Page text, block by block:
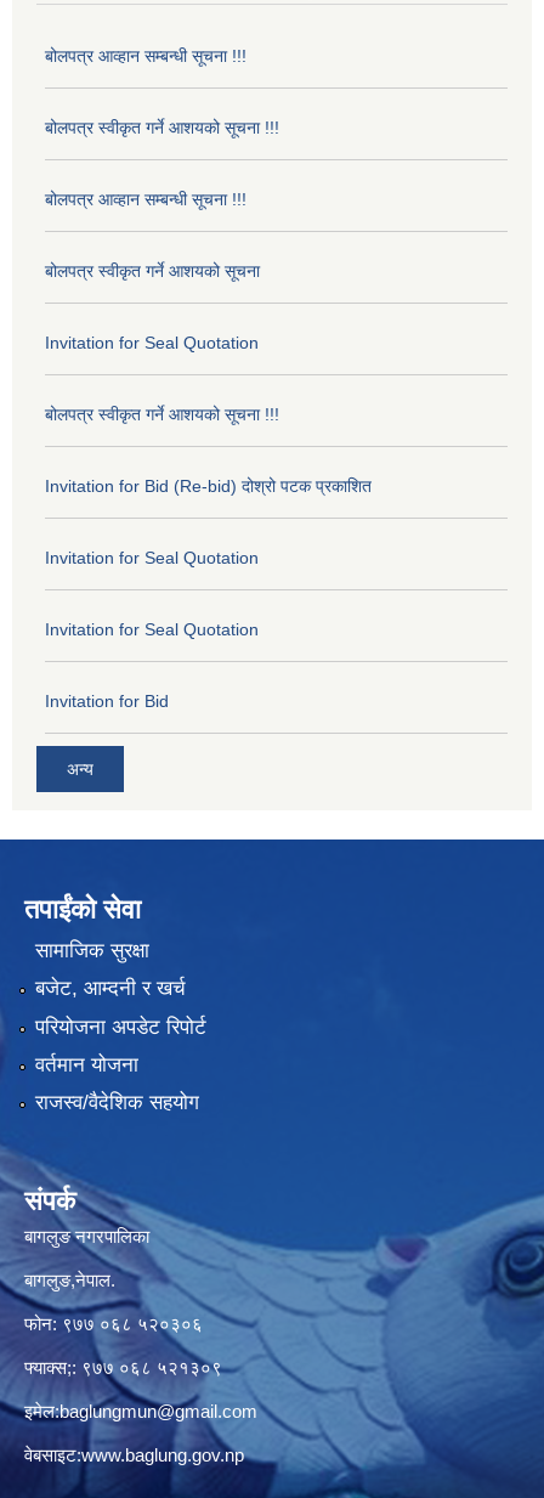
बोलपत्र आव्हान सम्बन्धी सूचना !!!
बोलपत्र स्वीकृत गर्ने आशयको सूचना !!!
बोलपत्र आव्हान सम्बन्धी सूचना !!!
बोलपत्र स्वीकृत गर्ने आशयको सूचना
Invitation for Seal Quotation
बोलपत्र स्वीकृत गर्ने आशयको सूचना !!!
Invitation for Bid (Re-bid) दोश्रो पटक प्रकाशित
Invitation for Seal Quotation
Invitation for Seal Quotation
Invitation for Bid
अन्य
तपाईंको सेवा
सामाजिक सुरक्षा
बजेट, आम्दनी र खर्च
परियोजना अपडेट रिपोर्ट
वर्तमान योजना
राजस्व/वैदेशिक सहयोग
संपर्क
बागलुङ नगरपालिका
बागलुङ,नेपाल.
फोन: ९७७ ०६८ ५२०३०६
फ्याक्स;: ९७७ ०६८ ५२१३०९
इमेल:baglungmun@gmail.com
वेबसाइट:www.baglung.gov.np